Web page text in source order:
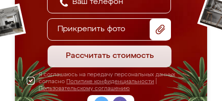
Прикрепить фото
Рассчитать стоимость
Я соглашаюсь на передачу персональных данных
согласно Политике конфиденциальности
Пользовательскому соглашению